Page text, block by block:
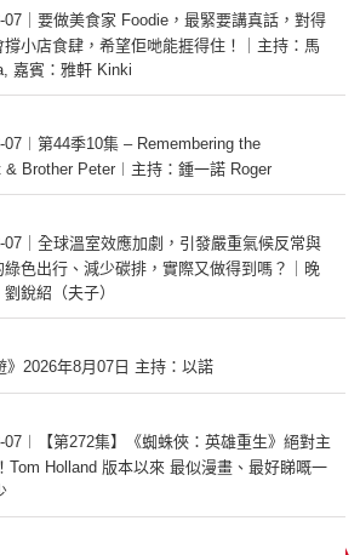
07｜要做美食家 Foodie，最緊要講真話，對得
小店食肆，希望佢哋能捱得住！｜主持：馬
嘉賓：雅軒 Kinki
07︱第44季10集 – Remembering the
& Brother Peter︱主持：鍾一諾 Roger
07｜全球溫室效應加劇，引發嚴重氣候反常與
色出行、減少碳排，實際又做得到嗎？｜晚
銳紹（夫子）
》2026年8月07日 主持：以諾
07︱【第272集】《蜘蛛俠：英雄重生》絕對主
Tom Holland 版本以來 最似漫畫、最好睇嘅一